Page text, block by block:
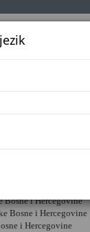
Službena glasila
novine - Službeni
OSLOBOĐENJE
Bosne i Hercegovine
Bosne i Hercegovine
i Hercegovine